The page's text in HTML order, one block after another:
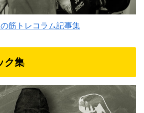
筋トレコラム記事集
ク集